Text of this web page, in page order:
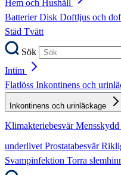
Hem och Hushåll
BatterierDisk Doftljus och
Städ Tvätt
Sök
Intim
Flatlöss Inkontinens och
Inkontinens och urinläckage
KlimakteriebesvärMensskydd
underlivetProstatabesvär
Svampinfektion Torra